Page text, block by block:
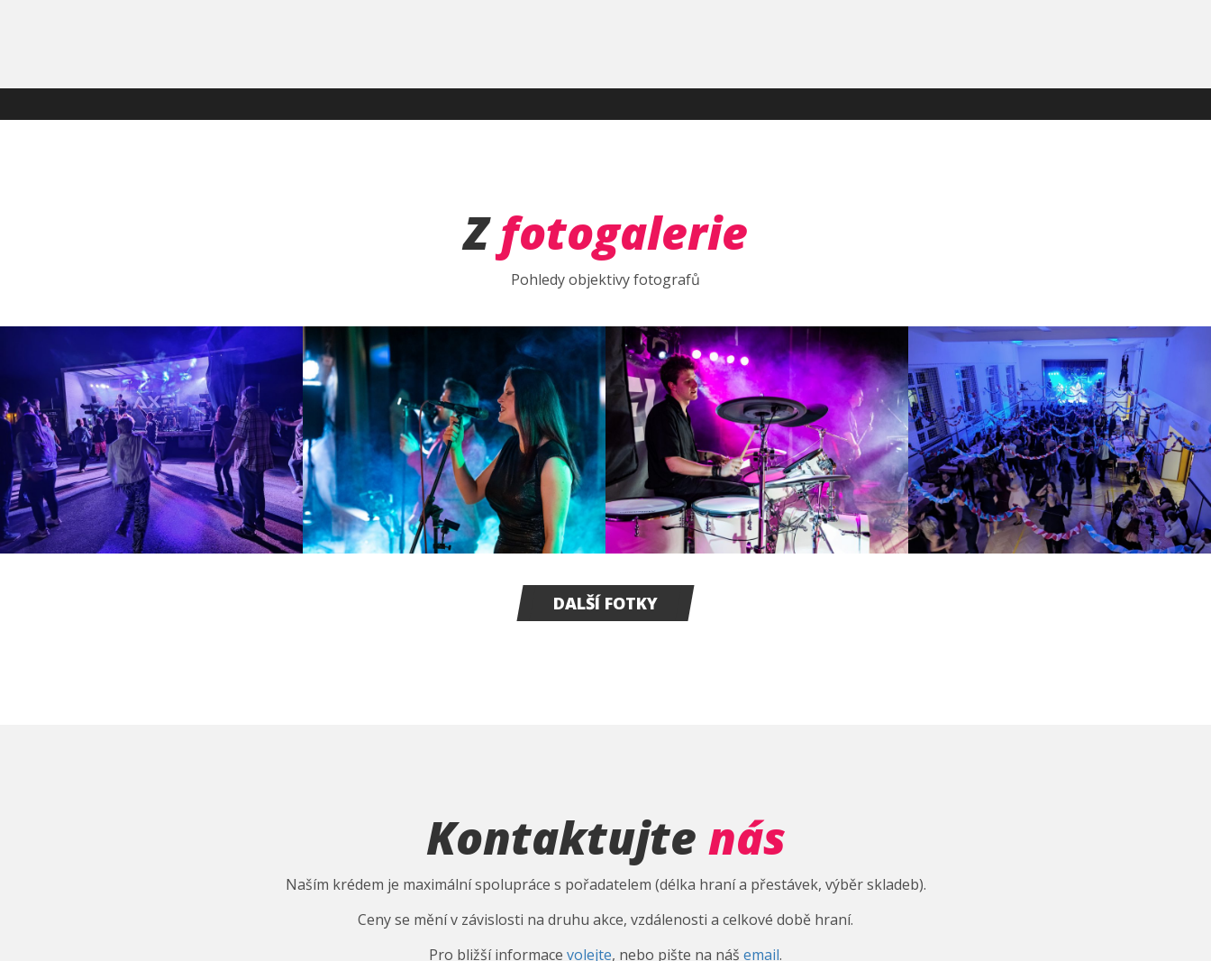
Zfotogalerie
Pohledy objektivy fotografů
DALŠÍ FOTKY
Kontaktujte nás
Naším krédem je maximální spolupráce s pořadatelem (délka hraní a přestávek, výběr skladeb).
Ceny se mění v závislosti na druhu akce, vzdálenosti a celkové době hraní.
Pro bližší informace volejte, nebo pište na náš email.